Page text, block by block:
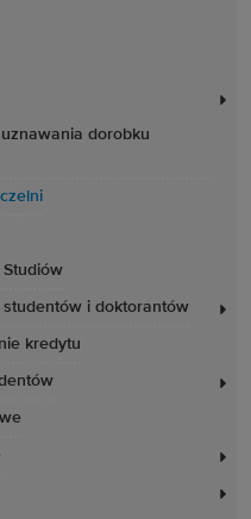
dorobku
Studiów
i doktorantów
kredytu